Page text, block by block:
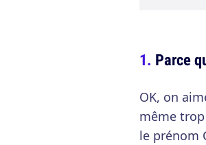
Parce
OK, on
même
le prénom